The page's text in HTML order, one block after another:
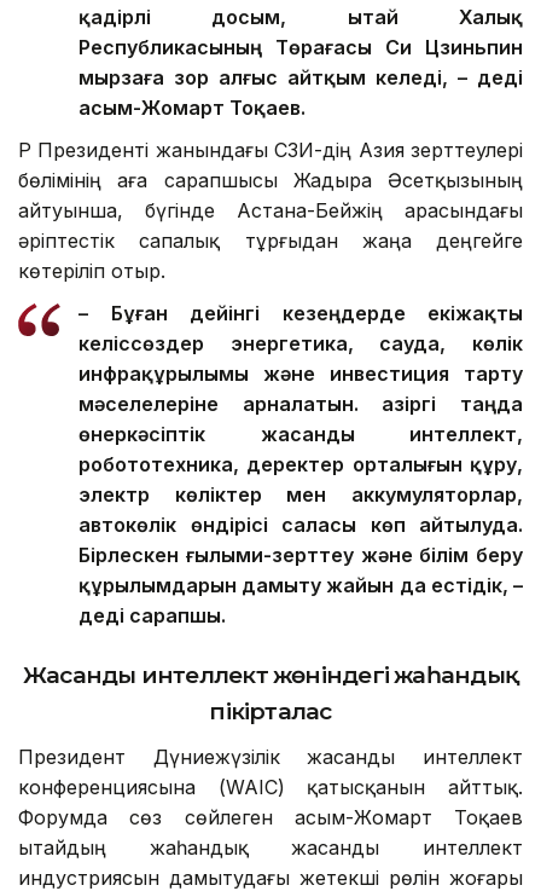
қадірлі досым, Қытай Халық
Республикасының Төрағасы Си Цзиньпин
мырзаға зор алғыс айтқым келеді, – деді
Қасым-Жомарт Тоқаев.
ҚР Президенті жанындағы ҚСЗИ-дің Азия зерттеулері
бөлімінің аға сарапшысы Жадыра Әсетқызының
айтуынша, бүгінде Астана-Бейжің арасындағы
әріптестік сапалық тұрғыдан жаңа деңгейге
көтеріліп отыр.
– Бұған дейінгі кезеңдерде екіжақты
келіссөздер энергетика, сауда, көлік
инфрақұрылымы және инвестиция тарту
мәселелеріне арналатын. Қазіргі таңда
өнеркәсіптік жасанды интеллект,
робототехника, деректер орталығын құру,
электр көліктер мен аккумуляторлар,
автокөлік өндірісі саласы көп айтылуда.
Бірлескен ғылыми-зерттеу және білім беру
құрылымдарын дамыту жайын да естідік, –
деді сарапшы.
Жасанды интеллект жөніндегі жаһандық
пікірталас
Президент Дүниежүзілік жасанды интеллект
конференциясына (WAIC) қатысқанын айттық.
Форумда сөз сөйлеген Қасым-Жомарт Тоқаев
Қытайдың жаһандық жасанды интеллект
индустриясын дамытудағы жетекші рөлін жоғары